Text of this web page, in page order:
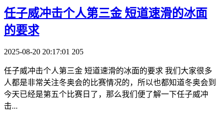
​任子威冲击个人第三金 短道速滑的冰面
的要求
2025-08-20 20:17:01 205
任子威冲击个人第三金 短道速滑的冰面的要求 我们大家很多
人都是非常关注冬奥会的比赛情况的，所以也都知道冬奥会到
今天已经是第五个比赛日了，那么我们便了解一下任子威冲
击...